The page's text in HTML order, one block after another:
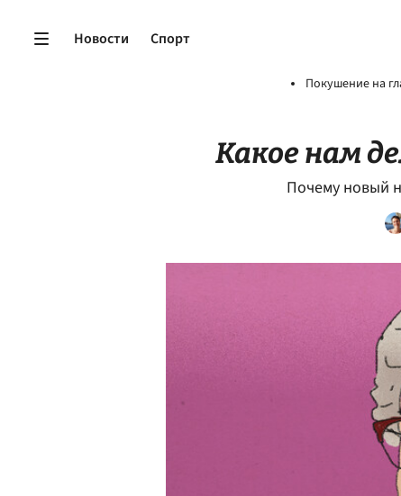
Новости Спорт
Покушение на
Какое нам
Почему новый